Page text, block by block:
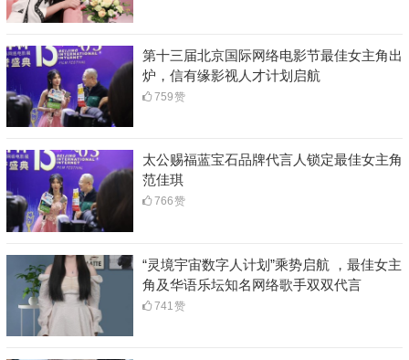
第十三届北京国际网络电影节最佳女主角出
炉，信有缘影视人才计划启航
759赞
太公赐福蓝宝石品牌代言人锁定最佳女主角
范佳琪
766赞
“灵境宇宙数字人计划”乘势启航 ，最佳女主
角及华语乐坛知名网络歌手双双代言
741赞